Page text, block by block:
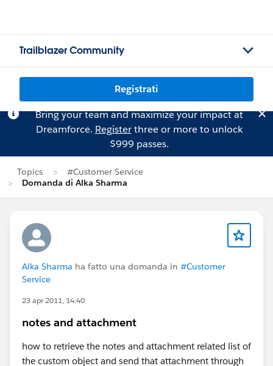
Trailblazer Community
Registrati
Bring your team and maximize your impact at
Dreamforce. Registerthree or more to unlock
$999 passes.
Topics
#Customer Service
Domanda di Alka Sharma
Alka Sharma ha fatto una domanda in #Customer
Service
23 apr 2011, 14:40
notes and attachment
how to retrieve the notes and attachment related list of
the custom object and send that attachment through